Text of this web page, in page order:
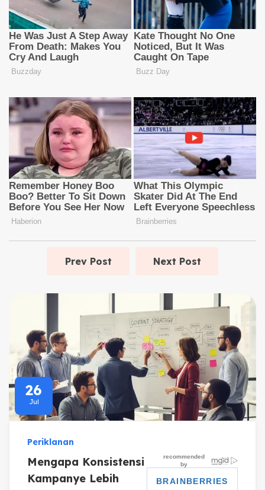
Prev Post Next Post
26
Jul
Periklanan
Mengapa Konsistensi
Kampanye Lebih